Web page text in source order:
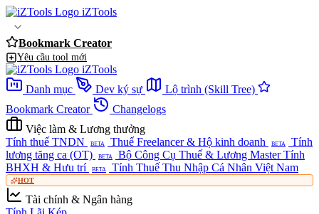
iZTools
Bookmark Creator
Yêu cầu tool mới
iZTools
Danh mục
Dev ký sự
Lộ trình (Skill Tree)
Bookmark Creator
Changelogs
Việc làm & Lương thưởng
Tính thuế TNDN
BETA Thuế Freelancer & Hộ kinh doanh BETA
Tính
lương tăng ca (OT)
BETA Bộ Công Cụ Thuế & Lương MasterTính
BHXH & Hưu trí
BETA Tính Thuế Thu Nhập Cá Nhân Việt Nam
HOT
Tài chính & Ngân hàng